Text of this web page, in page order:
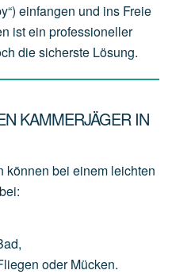
einfangen und ins Freie
ist ein professioneller
die sicherste Lösung.
KAMMERJÄGER IN
können bei einem leichten
oder Mücken.